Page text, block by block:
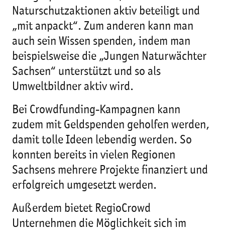
Naturschutzaktionen aktiv beteiligt und
„mit anpackt“. Zum anderen kann man
auch sein Wissen spenden, indem man
beispielsweise die „Jungen Naturwächter
Sachsen“ unterstützt und so als
Umweltbildner aktiv wird.
Bei Crowdfunding-Kampagnen kann
zudem mit Geldspenden geholfen werden,
damit tolle Ideen lebendig werden. So
konnten bereits in vielen Regionen
Sachsens mehrere Projekte finanziert und
erfolgreich umgesetzt werden.
Außerdem bietet RegioCrowd
Unternehmen die Möglichkeit sich im